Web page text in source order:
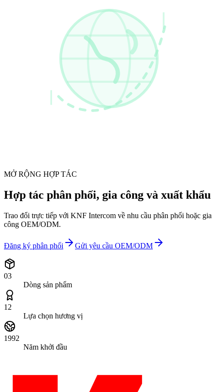
MỞ RỘNG HỢP TÁC
Hợp tác phân phối, gia công và xuất khẩu
Trao đổi trực tiếp với KNF Intercom về nhu cầu phân phối hoặc gia
công OEM/ODM.
Đăng ký phân phối Gửi yêu cầu OEM/ODM
03
Dòng sản phẩm
12
Lựa chọn hương vị
1992
Năm khởi đầu